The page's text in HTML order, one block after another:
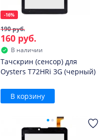
-16%
190 руб.
160 руб.
В наличии
Тачскрин (сенсор) для
Oysters T72HRi 3G (черный)
В корзину